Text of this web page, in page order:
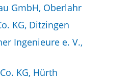
GmbH, Oberlahr
KG, Ditzingen
Ingenieure e. V.,
KG, Hürth